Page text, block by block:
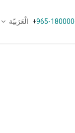
+965- الْعَرَبيّة